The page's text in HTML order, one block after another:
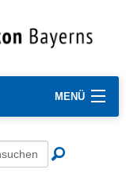
MENÜ